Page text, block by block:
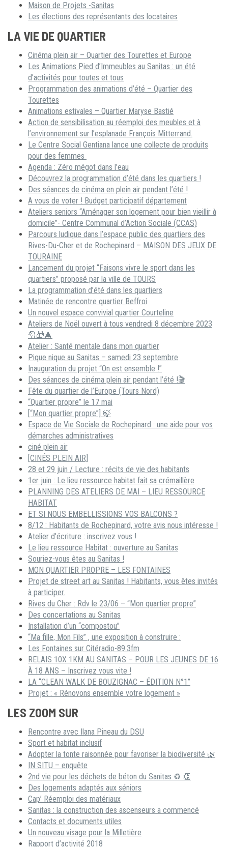
Maison de Projets -Sanitas
Les élections des représentants des locataires
LA VIE DE QUARTIER
Cinéma plein air – Quartier des Tourettes et Europe
Les Animations Pied d’Immeubles au Sanitas : un été
d’activités pour toutes et tous
Programmation des animations d’été – Quartier des
Tourettes
Animations estivales – Quartier Maryse Bastié
Action de sensibilisation au réemploi des meubles et à
l’environnement sur l’esplanade François Mitterrand.
Le Centre Social Gentiana lance une collecte de produits
pour des femmes
Agenda : Zéro mégot dans l’eau
Découvrez la programmation d’été dans les quartiers !
Des séances de cinéma en plein air pendant l’été !
A vous de voter ! Budget participatif département
Ateliers seniors “Aménager son logement pour bien vieillir à
domicile”- Centre Communal d’Action Sociale (CCAS)
Parcours ludique dans l’espace public des quartiers des
Rives-Du-Cher et de Rochepinard – MAISON DES JEUX DE
TOURAINE
Lancement du projet “Faisons vivre le sport dans les
quartiers” proposé par la ville de TOURS
La programmation d’été dans les quartiers
Matinée de rencontre quartier Beffroi
Un nouvel espace convivial quartier Courteline
Ateliers de Noël ouvert à tous vendredi 8 décembre 2023
🎅🎁🎄
Atelier : Santé mentale dans mon quartier
Pique nique au Sanitas – samedi 23 septembre
Inauguration du projet “On est ensemble !”
Des séances de cinéma plein air pendant l’été !🎬
Fête du quartier de l’Europe (Tours Nord)
“Quartier propre” le 17 mai
[“Mon quartier propre”] 🍃
Espace de Vie Sociale de Rochepinard : une aide pour vos
démarches administratives
ciné plein air
[CINÉS PLEIN AIR]
28 et 29 juin / Lecture : récits de vie des habitants
1er juin : Le lieu ressource habitat fait sa crémaillère
PLANNING DES ATELIERS DE MAI – LIEU RESSOURCE
HABITAT
ET SI NOUS EMBELLISSIONS VOS BALCONS ?
8/12 : Habitants de Rochepinard, votre avis nous intéresse !
Atelier d’écriture : inscrivez vous !
Le lieu ressource Habitat : ouverture au Sanitas
Souriez-vous êtes au Sanitas !
MON QUARTIER PROPRE – LES FONTAINES
Projet de street art au Sanitas ! Habitants, vous êtes invités
à participer.
Rives du Cher : Rdv le 23/06 – “Mon quartier propre”
Des concertations au Sanitas
Installation d’un “compostou”
“Ma fille, Mon Fils” , une exposition à construire :
Les Fontaines sur Citéradio-89.3fm
RELAIS 10X 1KM AU SANITAS – POUR LES JEUNES DE 16
À 18 ANS – Inscrivez vous vite !
LA “CLEAN WALK DE BOUZIGNAC – ÉDITION N°1”
Projet : « Rénovons ensemble votre logement »
LES ZOOM SUR
Rencontre avec Ilana Pineau du DSU
Sport et habitat inclusif
Adopter la tonte raisonnée pour favoriser la biodiversité 🌿
IN SITU – enquête
2nd vie pour les déchets de béton du Sanitas ♻ 👏
Des logements adaptés aux séniors
Cap’ Réemploi des matériaux
Sanitas : la construction des ascenseurs a commencé
Contacts et documents utiles
Un nouveau visage pour la Milletière
Rapport d’activité 2018